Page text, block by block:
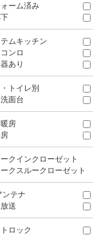
ォーム済み
ムキッチン
ンロ
あり
トイレ別
面台
房
クインクローゼット
クスルークローゼット
ンテナ
送
ロック